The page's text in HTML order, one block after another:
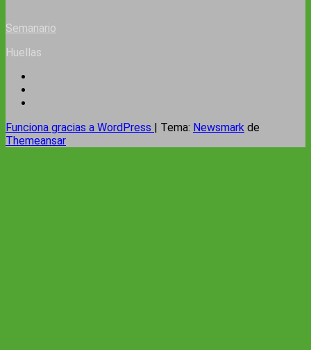
Semanario
Huellas
Funciona gracias a WordPress Tema: Newsmark de
Themeansar